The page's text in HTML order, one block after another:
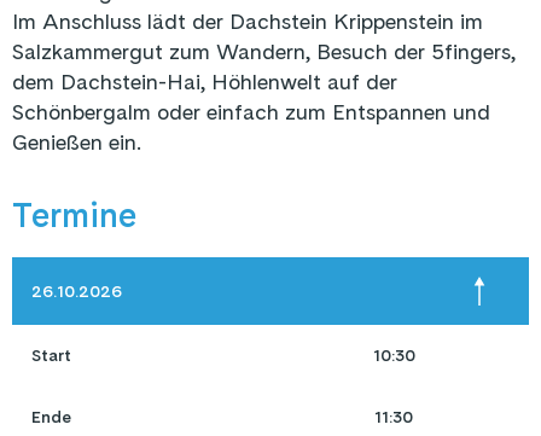
Im Anschluss lädt der Dachstein Krippenstein im
Salzkammergut zum Wandern, Besuch der 5fingers,
dem Dachstein-Hai, Höhlenwelt auf der
Schönbergalm oder einfach zum Entspannen und
Genießen ein.
Termine
26.10.2026
Start 10:30
Ende 11:30